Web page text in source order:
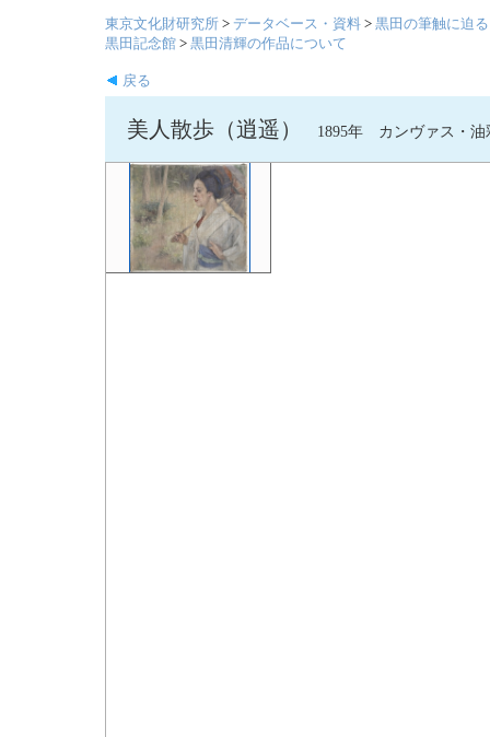
東京文化財研究所 > データベース・資料 > 黒田の筆触に迫
黒田記念館 > 黒田清輝の作品について
戻る
美人散歩（逍遥） 1895年 カンヴァス・油